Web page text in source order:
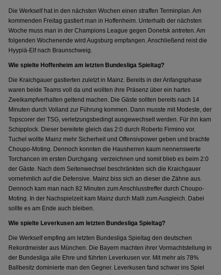
Die Werkself hat in den nächsten Wochen einen straffen Terminplan. Am
kommenden Freitag gastiert man in Hoffenheim. Unterhalb der nächsten
Woche muss man in der Champions League gegen Donetsk antreten. Am
folgenden Wochenende wird Augsburg empfangen. Anschließend reist die
Hyypiä-Elf nach Braunschweig.
Wie spielte Hoffenheim am letzten Bundesliga Spieltag?
Die Kraichgauer gastierten zuletzt in Mainz. Bereits in der Anfangsphase
waren beide Teams voll da und wollten ihre Präsenz über ein hartes
Zweikampfverhalten geltend machen. Die Gäste sollten bereits nach 14
Minuten durch Volland zur Führung kommen. Dann musste mit Modeste, der
Topscorer der TSG, verletzungsbedingt ausgewechselt werden. Für ihn kam
Schipplock. Dieser bereitete gleich das 2:0 durch Roberto Firmino vor.
Tuchel wollte Mainz mehr Sicherheit und Offensivpower geben und brachte
Choupo-Moting. Dennoch konnten die Hausherren kaum nennenswerte
Torchancen im ersten Durchgang verzeichnen und somit blieb es beim 2:0
der Gäste. Nach dem Seitenwechsel beschränkten sich die Kraichgauer
vornehmlich auf die Defensive. Mainz biss sich an dieser die Zähne aus.
Dennoch kam man nach 82 Minuten zum Anschlusstreffer durch Choupo-
Moting. In der Nachspielzeit kam Mainz durch Malli zum Ausgleich. Dabei
sollte es am Ende auch bleiben.
Wie spielte Leverkusen am letzten Bundesliga Spieltag?
Die Werkself empfing am letzten Bundesliga Spieltag den deutschen
Rekordmeister aus München. Die Bayern machten ihrer Vormachtstellung in
der Bundesliga alle Ehre und führten Leverkusen vor. Mit mehr als 78%
Ballbesitz dominierte man den Gegner. Leverkusen fand schwer ins Spiel